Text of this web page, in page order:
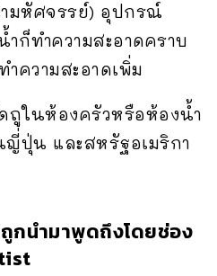
มหัศจรรย์) อุปกรณ์
ก็ทำความสะอาดคราบ
ความสะอาดเพิ่ม
ถูในห้องครัวหรือห้องน้ำ
ญี่ปุ่น และสหรัฐอเมริกา
กนำมาพูดถึงโดยช่อง